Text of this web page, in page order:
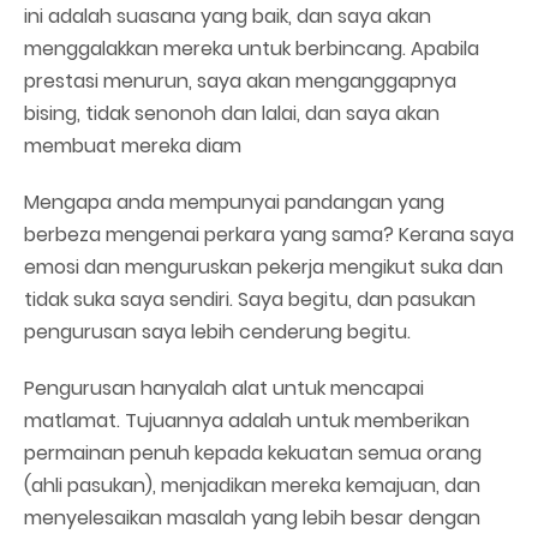
ini adalah suasana yang baik, dan saya akan
menggalakkan mereka untuk berbincang. Apabila
prestasi menurun, saya akan menganggapnya
bising, tidak senonoh dan lalai, dan saya akan
membuat mereka diam
Mengapa anda mempunyai pandangan yang
berbeza mengenai perkara yang sama? Kerana saya
emosi dan menguruskan pekerja mengikut suka dan
tidak suka saya sendiri. Saya begitu, dan pasukan
pengurusan saya lebih cenderung begitu.
Pengurusan hanyalah alat untuk mencapai
matlamat. Tujuannya adalah untuk memberikan
permainan penuh kepada kekuatan semua orang
(ahli pasukan), menjadikan mereka kemajuan, dan
menyelesaikan masalah yang lebih besar dengan